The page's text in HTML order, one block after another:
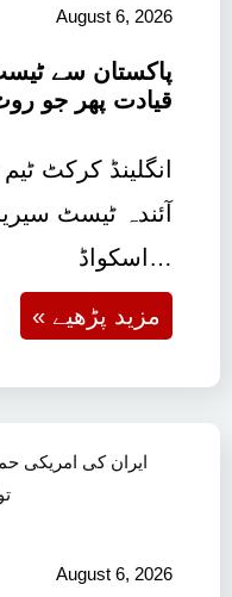
August 6, 2026
پاکستان سے
قیادت پھر جو
انگلینڈ کرکٹ
اسکواڈ…
« مزید پڑھیے
August 6, 2026